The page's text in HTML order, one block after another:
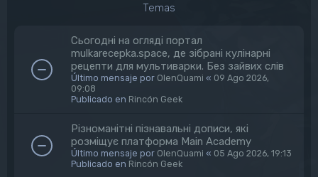
Temas
Сьогодні на огляді портал
mulkarecepka.space, де зібрані кулінарні
рецепти для мультиварки. Без зайвих слів
Último mensaje por OlenQuami « 09 Ago 2026,
09:08
Publicado en Rincón Geek
Різноманітні пізнавальні дописи, які
розміщує платформа Main Academy
Último mensaje por OlenQuami « 05 Ago 2026, 19:13
Publicado en Rincón Geek